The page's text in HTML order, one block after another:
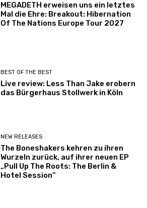
MEGADETH erweisen uns ein letztes
Mal die Ehre: Breakout: Hibernation
Of The Nations Europe Tour 2027
BEST OF THE BEST
Live review: Less Than Jake erobern
das Bürgerhaus Stollwerk in Köln
NEW RELEASES
The Boneshakers kehren zu ihren
Wurzeln zurück, auf ihrer neuen EP
„Pull Up The Roots: The Berlin &
Hotel Session“